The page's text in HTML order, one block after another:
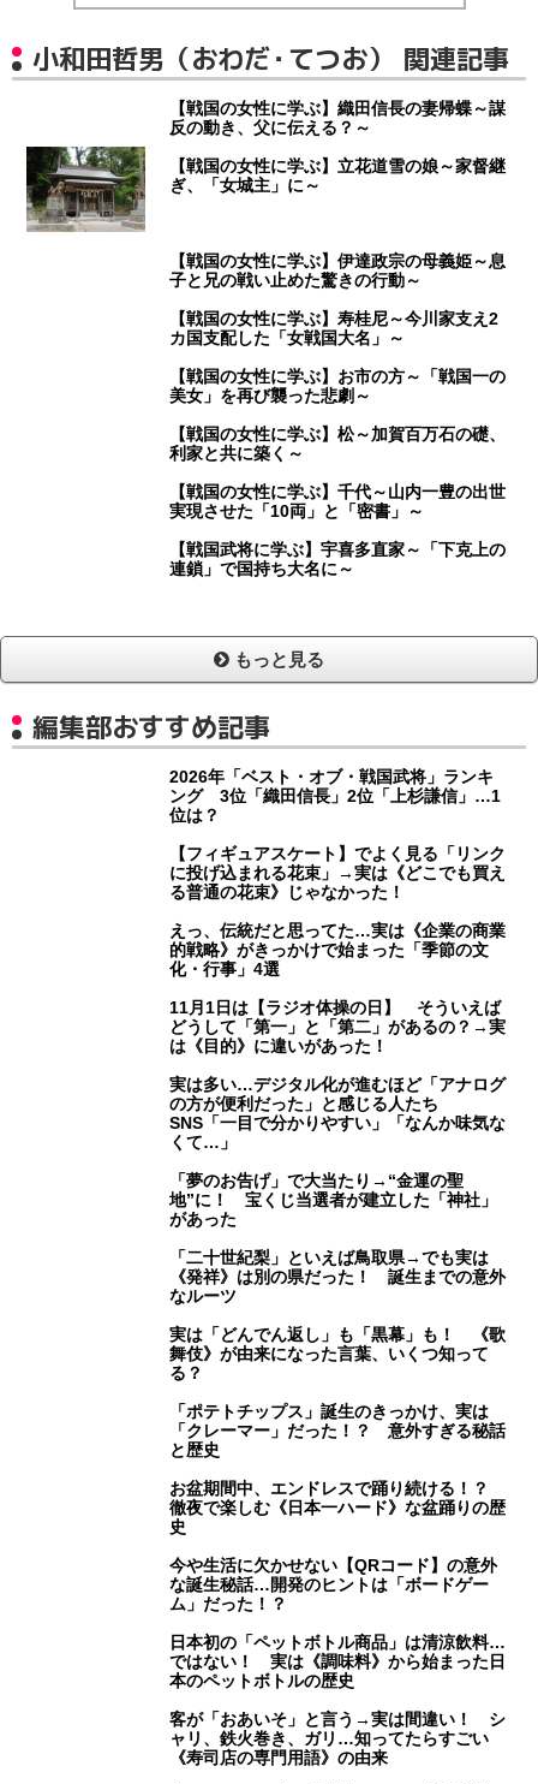
小和田哲男（おわだ・てつお） 関連記事
【戦国の女性に学ぶ】織田信長の妻帰蝶～謀
反の動き、父に伝える？～
【戦国の女性に学ぶ】立花道雪の娘～家督継
ぎ、「女城主」に～
【戦国の女性に学ぶ】伊達政宗の母義姫～息
子と兄の戦い止めた驚きの行動～
【戦国の女性に学ぶ】寿桂尼～今川家支え2
カ国支配した「女戦国大名」～
【戦国の女性に学ぶ】お市の方～「戦国一の
美女」を再び襲った悲劇～
【戦国の女性に学ぶ】松～加賀百万石の礎、
利家と共に築く～
【戦国の女性に学ぶ】千代～山内一豊の出世
実現させた「10両」と「密書」～
【戦国武将に学ぶ】宇喜多直家～「下克上の
連鎖」で国持ち大名に～
もっと見る
編集部おすすめ記事
2026年「ベスト・オブ・戦国武将」ランキ
ング 3位「織田信長」2位「上杉謙信」…1
位は？
【フィギュアスケート】でよく見る「リンク
に投げ込まれる花束」→実は《どこでも買え
る普通の花束》じゃなかった！
えっ、伝統だと思ってた…実は《企業の商業
的戦略》がきっかけで始まった「季節の文
化・行事」4選
11月1日は【ラジオ体操の日】 そういえば
どうして「第一」と「第二」があるの？→実
は《目的》に違いがあった！
実は多い…デジタル化が進むほど「アナログ
の方が便利だった」と感じる人たち
SNS「一目で分かりやすい」「なんか味気な
くて…」
「夢のお告げ」で大当たり→“金運の聖
地”に！ 宝くじ当選者が建立した「神社」
があった
「二十世紀梨」といえば鳥取県→でも実は
《発祥》は別の県だった！ 誕生までの意外
なルーツ
実は「どんでん返し」も「黒幕」も！ 《歌
舞伎》が由来になった言葉、いくつ知って
る？
「ポテトチップス」誕生のきっかけ、実は
「クレーマー」だった！？ 意外すぎる秘話
と歴史
お盆期間中、エンドレスで踊り続ける！？
徹夜で楽しむ《日本一ハード》な盆踊りの歴
史
今や生活に欠かせない【QRコード】の意外
な誕生秘話…開発のヒントは「ボードゲー
ム」だった！？
日本初の「ペットボトル商品」は清涼飲料…
ではない！ 実は《調味料》から始まった日
本のペットボトルの歴史
客が「おあいそ」と言う→実は間違い！ シ
ャリ、鉄火巻き、ガリ…知ってたらすごい
《寿司店の専門用語》の由来